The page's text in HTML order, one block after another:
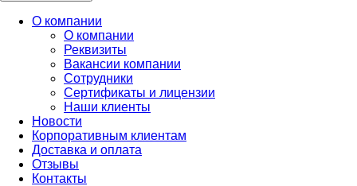
О компании
О компании
Реквизиты
Вакансии компании
Сотрудники
Сертификаты и лицензии
Наши клиенты
Новости
Корпоративным клиентам
Доставка и оплата
Отзывы
Контакты